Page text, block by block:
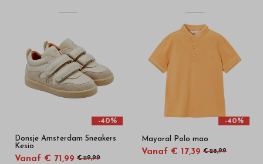
-40%
Donsje Amsterdam Sneakers
Kesio
Vanaf € 71,99 € 119,99
-40%
Mayoral Polo mao
Vanaf € 17,39 € 28,99